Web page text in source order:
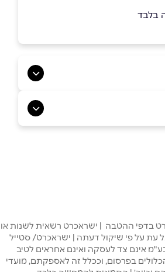
בלבד
באינסטגרם
בדפי ההטבה | ישראכרט רשאית לשנות או
עת על פי שיקול דעתה | ישראכרט/ סטייל
בע"מ אינם צד לעסקה ואינם אחראים לטיב
בפרסום, וככלל זה לאספקתם, מועדי